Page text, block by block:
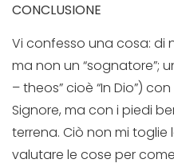
CONCLUSIONE
Vi confesso una cosa: di
ma non un “sognatore”;
– theos” cioè “In Dio”)
Signore, ma con i piedi
terrena. Ciò non mi
valutare le cose per